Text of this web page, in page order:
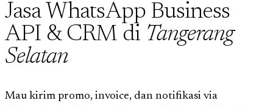
Jasa WhatsApp Business
API & CRM di Tangerang
Selatan
Mau kirim promo, invoice, dan notifikasi via